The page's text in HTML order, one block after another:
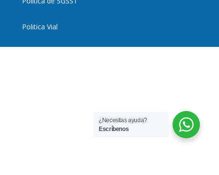
Politica Vial
¿Necesitas ayuda?
Escríbenos